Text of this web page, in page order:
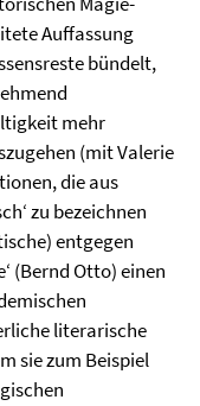
Auffassung
bündelt,
mehr
(mit Valerie
die aus
zu bezeichnen
entgegen
(Bernd Otto) einen
literarische
sie zum Beispiel